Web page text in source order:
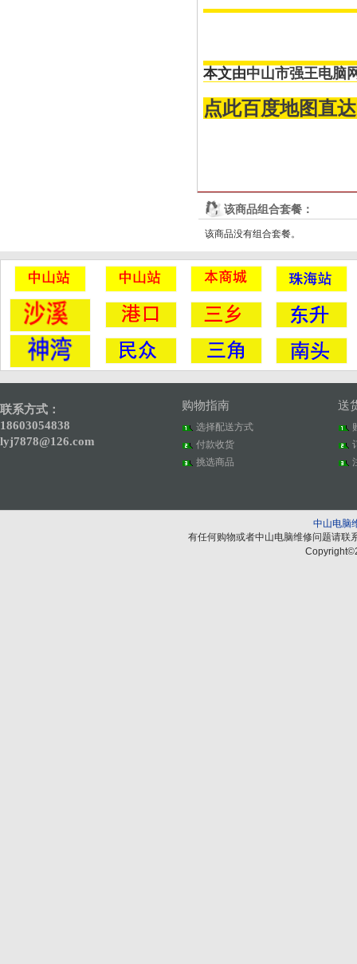
本文由中山市强王电脑
点此百度地图直达
该商品组合套餐：
该商品没有组合套餐。
联系方式：
18603054838
lyj7878@126.com
购物指南
选择配送方式
付款收货
挑选商品
送
中山电脑
有任何购物或者中山电脑维修问题请联